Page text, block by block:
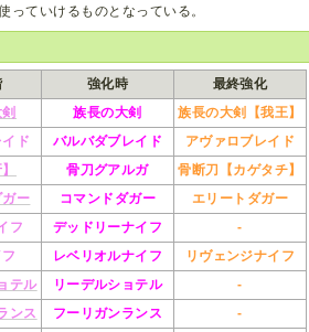
っていけるものとなっている。
強化時 最終強化
族長の大剣
族長の大剣【我王】
ド
バルバダブレイド
アヴァロブレイド
骨刀グアルガ 骨断刀【カゲタチ】
ガー コマンドダガー
エリートダガー
フ
デッドリーナイフ
-
レベリオルナイフ
リヴェンジナイフ
テル リーデルショテル
-
ンス フーリガンランス -